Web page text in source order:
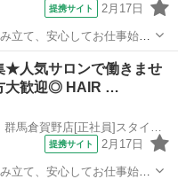
提携サイト 2月17日
立て、安心してお仕事始め
ども幅広く学べます。 美
人気サロンで働きませ
大歓迎◎ HAIR …
HAIR SALON IWASAKI 群馬倉賀野店[正社員]スタイリスト(株式会社ハクブン)
提携サイト 2月17日
て、安心してお仕事始め